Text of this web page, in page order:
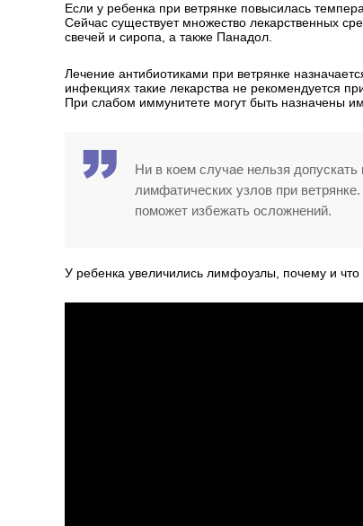
Если у ребенка при ветрянке повысилась
Сейчас существует множество лекарственных
свечей и сиропа, а также Панадол.
Лечение антибиотиками при ветрянке
инфекциях такие лекарства не рекомендуется
При слабом иммунитете могут быть назначены
Ни в коем случае нельзя
лимфатических узлов при
поможет избежать осложнений.
У ребенка увеличились лимфоузлы, почему и что